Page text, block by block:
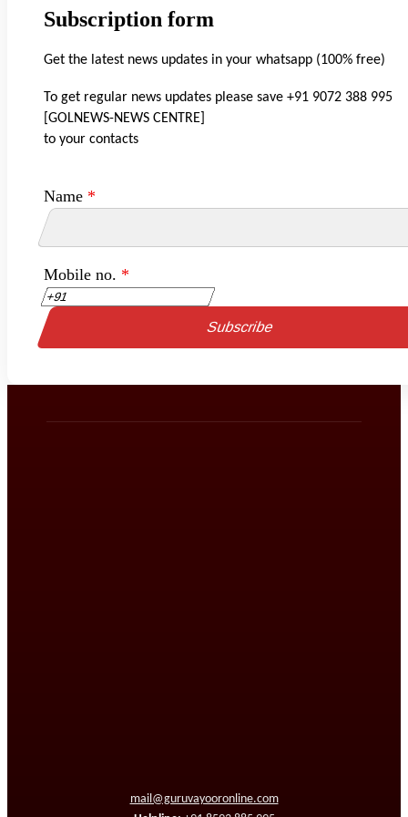
Subscription form
Get the latest news updates in your whatsapp (100% free)
To get regular news updates please save +91 9072 388 995
[GOLNEWS-NEWS CENTRE]
to your contacts
Name *
Mobile no. *
mail@guruvayooronline.com